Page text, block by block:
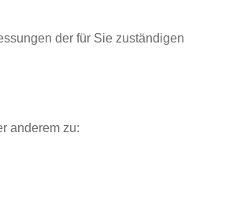
der für Sie zuständigen
anderem zu: